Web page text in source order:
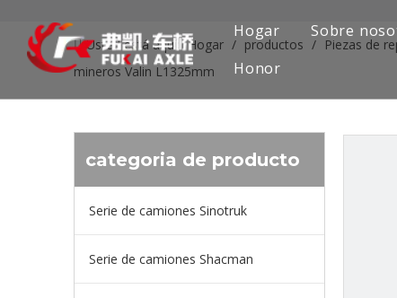
Hogar Sobre
Honor
Usted está aquí: Hogar / productos / Piezas de
mineros Valin L1325mm
categoria de producto
Serie de camiones Sinotruk
Serie de camiones Shacman